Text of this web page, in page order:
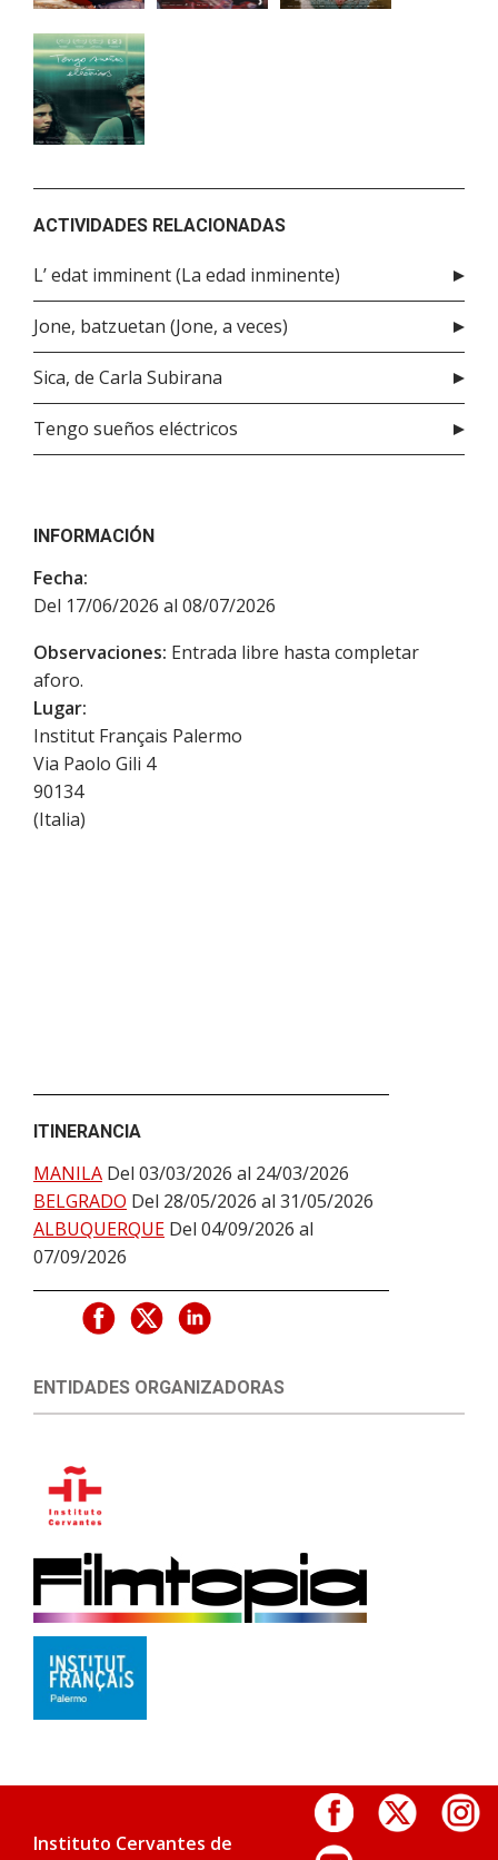
ACTIVIDADES RELACIONADAS
L’ edat imminent (La edad inminente)
Jone, batzuetan (Jone, a veces)
Sica, de Carla Subirana
Tengo sueños eléctricos
INFORMACIÓN
Fecha:
Del 17/06/2026 al 08/07/2026
Observaciones: Entrada libre hasta completar
aforo.
Lugar:
Institut Français Palermo
Via Paolo Gili 4
90134
(Italia)
ITINERANCIA
MANILA Del 03/03/2026 al 24/03/2026
BELGRADO Del 28/05/2026 al 31/05/2026
ALBUQUERQUE Del 04/09/2026 al
07/09/2026
ENTIDADES ORGANIZADORAS
Instituto Cervantes de